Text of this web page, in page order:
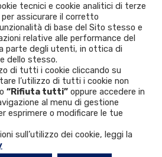
policy
tecnici e cookie analitici di terze
assicurare il corretto
di base del Sito stesso e
relative alle performance del
parte degli utenti, in ottica di
dello stesso.
di tutti i cookie cliccando su
l’utilizzo di tutti i cookie non
“Rifiuta tutti” oppure accedere in
al menu di gestione
esprimere o modificare le tue
sull’utilizzo dei cookie, leggi la